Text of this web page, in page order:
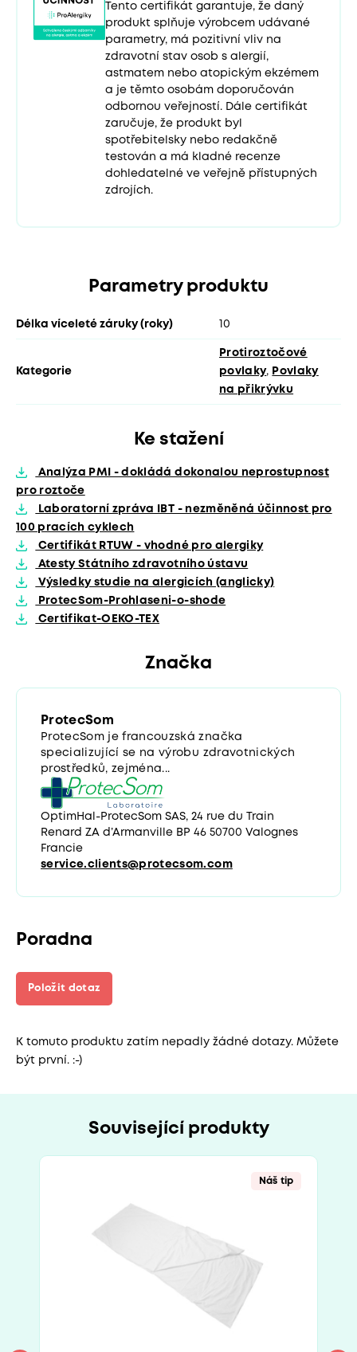
Tento certifikát garantuje, že daný
produkt splňuje výrobcem udávané
parametry, má pozitivní vliv na
zdravotní stav osob s alergií,
astmatem nebo atopickým ekzémem
a je těmto osobám doporučován
odbornou veřejností. Dále certifikát
zaručuje, že produkt byl
spotřebitelsky nebo redakčně
testován a má kladné recenze
dohledatelné ve veřejně přístupných
zdrojích.
Parametry produktu
Délka víceleté záruky (roky) 10
Kategorie
Protiroztočové
povlaky, Povlaky
na přikrývku
Ke stažení
Analýza PMI - dokládá dokonalou neprostupnost
pro roztoče
Laboratorní zpráva IBT - nezměněná účinnost pro
100 pracích cyklech
Certifikát RTUW - vhodné pro alergiky
Atesty Státního zdravotního ústavu
Výsledky studie na alergicích (anglicky)
ProtecSom-Prohlaseni-o-shode
Certifikat-OEKO-TEX
Značka
ProtecSom
ProtecSom je francouzská značka
specializující se na výrobu zdravotnických
prostředků, zejména...
OptimHal-ProtecSom SAS, 24 rue du Train
Renard ZA d’Armanville BP 46 50700 Valognes
Francie
service.clients@protecsom.com
Poradna
Položit dotaz
K tomuto produktu zatím nepadly žádné dotazy. Můžete
být první. :-)
Související produkty
Náš tip